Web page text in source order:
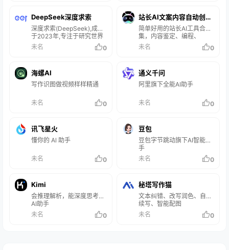
DeepSeek‌深度求索
深度求索(DeepSeek),成立
于2023年,专注于研究世界
领先的通用人工智能底层模
型与技术,挑战人工智能前沿
力等资源,深度求索团队仅用
半年时间便
未名 0
站长AI文案内容自动创作
神器
简单好用的站长AI工具合
集，内容鉴定、编程、
SEO、智能写作等尽在其
中。
未名 0
海螺AI
写作识图做视频样样精通
未名 0
通义千问
阿里旗下全能AI助手
未名 0
讯飞星火
懂你的 Al 助手
未名 0
豆包
豆包字节跳动旗下AI智能助
手
未名
0
Kimi
会推理解析，能深度思考的
AI助手
未名
0
秘塔写作猫
文本纠错、改写润色、自动
续写、智能配图
未名
0